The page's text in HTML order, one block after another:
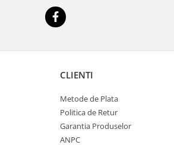
CLIENTI
Metode de Plata
Politica de Retur
Garantia Produselor
ANPC